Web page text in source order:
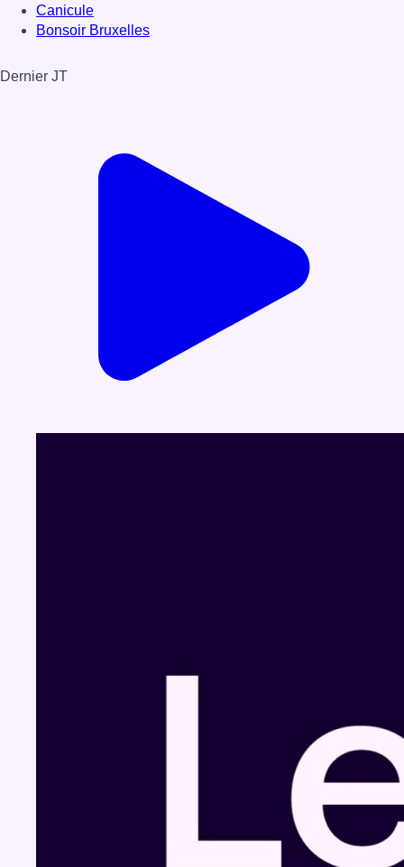
Canicule
Bonsoir Bruxelles
Dernier JT